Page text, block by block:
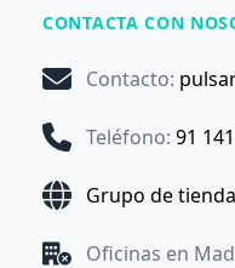
CONTACTA CON
Contacto:
Teléfono: 91
Grupo de
Oficinas en